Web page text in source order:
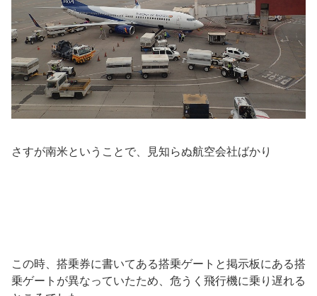
さすが南米ということで、見知らぬ航空会社ばかり
この時、搭乗券に書いてある搭乗ゲートと掲示板にある搭
乗ゲートが異なっていたため、危うく飛行機に乗り遅れる